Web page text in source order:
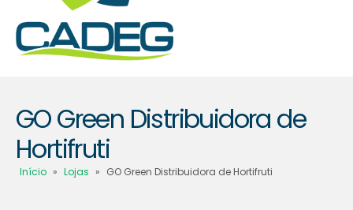
GO Green Distribuidora de
Hortifruti
Início » Lojas » GO Green Distribuidora de Hortifruti